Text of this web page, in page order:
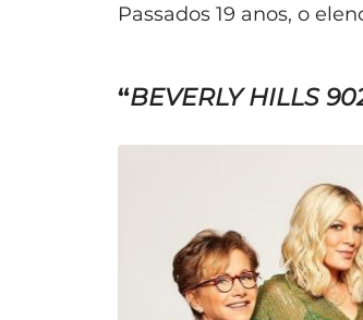
Passados 19 anos, o
“BEVERLY HILLS